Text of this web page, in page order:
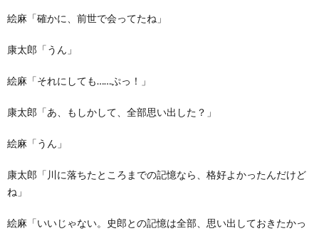
絵麻「確かに、前世で会ってたね」
康太郎「うん」
絵麻「それにしても……ぷっ！」
康太郎「あ、もしかして、全部思い出した？」
絵麻「うん」
康太郎「川に落ちたところまでの記憶なら、格好よかったんだけど
ね」
絵麻「いいじゃない。史郎との記憶は全部、思い出しておきたかっ